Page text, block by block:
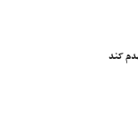
‌کند